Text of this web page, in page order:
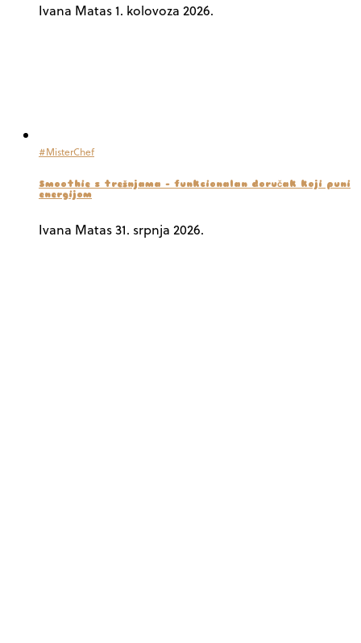
Ivana Matas1. kolovoza 2026.
#MisterChef
Smoothie s trešnjama – funkcionalan doručak koji puni
energijom
Ivana Matas31. srpnja 2026.